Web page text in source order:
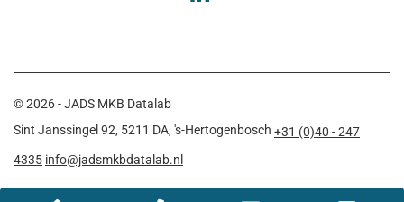
© 2026 - JADS MKB Datalab
Sint Janssingel 92, 5211 DA, 's-Hertogenbosch +31 (0)40 - 247
4335 info@jadsmkbdatalab.nl